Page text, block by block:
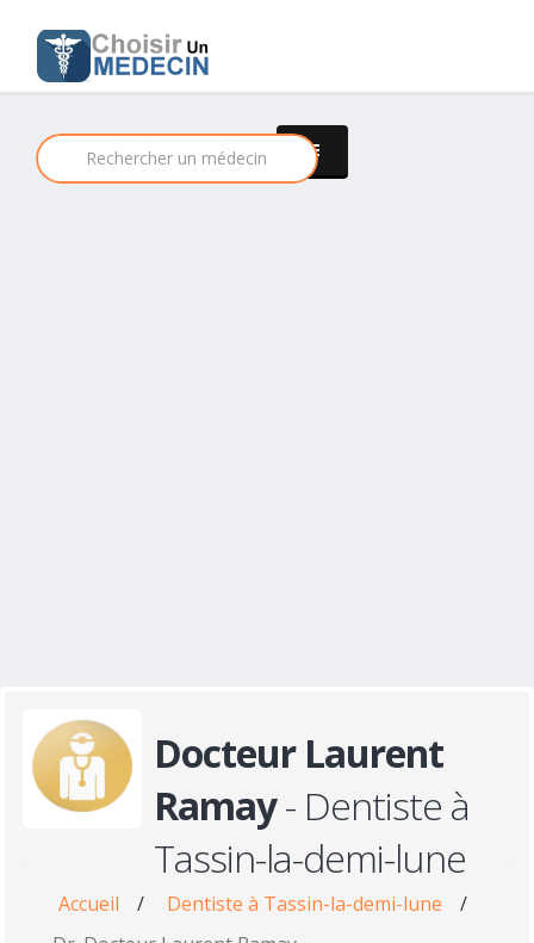
Docteur Laurent
Ramay- Dentiste à
Tassin-la-demi-lune
Accueil / Dentiste à Tassin-la-demi-lune
/